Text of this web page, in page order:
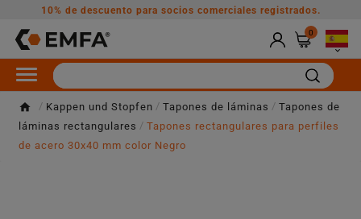
10% de descuento para socios comerciales registrados.
0

Kappen und Stopfen Tapones de láminas
Tapones de
láminas rectangulares
Tapones rectangulares para perfiles
de acero 30x40 mm color Negro